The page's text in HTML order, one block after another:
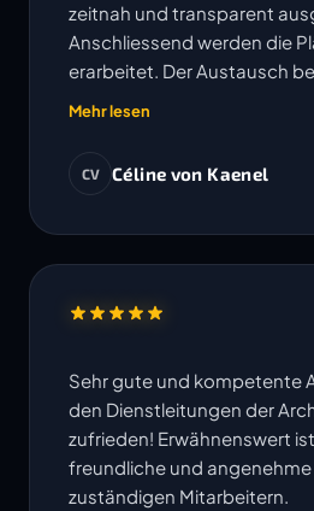
zeitnah und transparent
Anschliessend werden die
erarbeitet. Der Austausch
Fragen erfolgt sehr
Termine werden
Mehr lesen
CV Céline von Kaenel
Sehr gute und kompetente
den Dienstleitungen der
zufrieden! Erwähnenswert
freundliche und
zuständigen Mitarbeitern.